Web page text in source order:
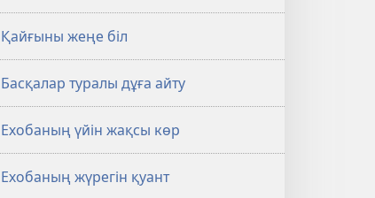
Қайғыны жеңе біл
Басқалар туралы дұға айту
Ехобаның үйін жақсы көр
Ехобаның жүрегін қуант